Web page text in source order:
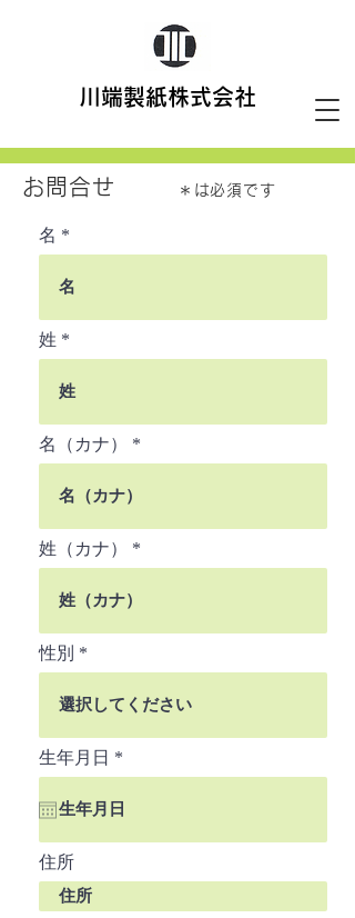
川端製紙株式会社
お問合せ ＊は必須です
名
姓
名（カナ）
姓（カナ）
性別
生年月日 *
e
r
d
住所